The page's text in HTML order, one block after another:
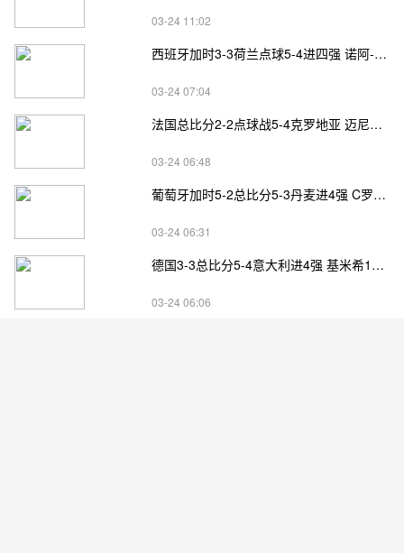
03-24 11:02
西班牙加时3-3荷兰点球5-4进四强 诺阿-朗&马伦失点
03-24 07:04
法国总比分2-2点球战5-4克罗地亚 迈尼昂两扑点
03-24 06:48
葡萄牙加时5-2总比分5-3丹麦进4强 C罗失点+补射破门
03-24 06:31
德国3-3总比分5-4意大利进4强 基米希1射2传小基恩双响
03-24 06:06